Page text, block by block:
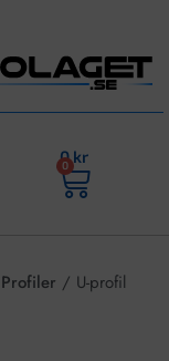
0kr
0
Profiler / U-profil